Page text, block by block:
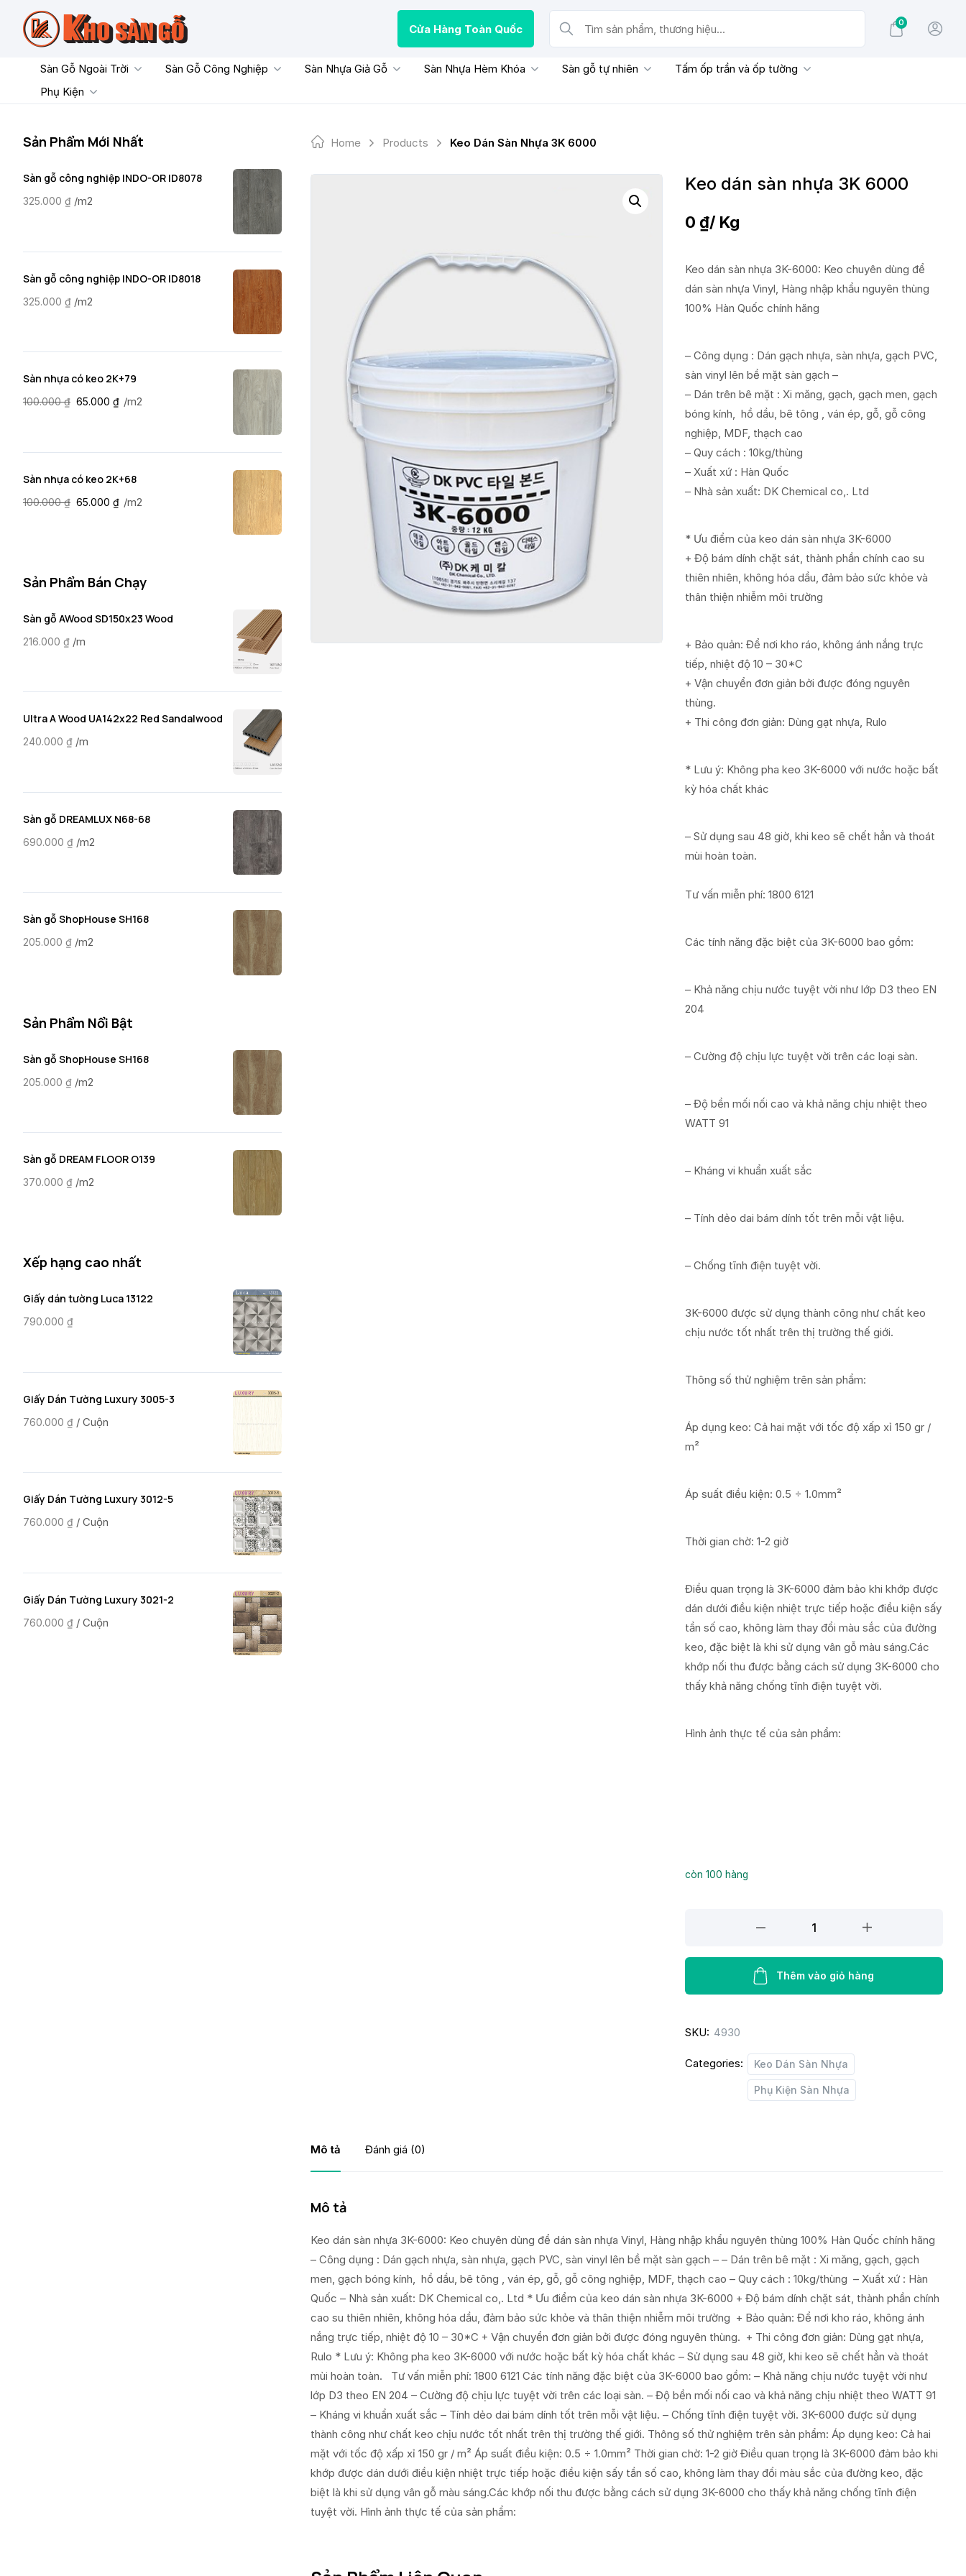
content
Cửa Hàng Toàn Quốc
Tìm sản phẩm, thương hiệu...
0
Sàn Gỗ Ngoài Trời Sàn Gỗ Công Nghiệp Sàn Nhựa Giả Gỗ Sàn Nhựa Hèm Khóa Sàn gỗ tự nhiên
Tấm ốp trần và ốp tường
Phụ Kiện
Home Products Keo Dán Sàn Nhựa 3K 6000
Keo dán sàn nhựa 3K 6000
0 ₫/ Kg
Keo dán sàn nhựa 3K-6000: Keo chuyên dùng để
dán sàn nhựa Vinyl, Hàng nhập khẩu nguyên thùng
100% Hàn Quốc chính hãng
– Công dụng : Dán gạch nhựa, sàn nhựa, gạch PVC,
sàn vinyl lên bề mặt sàn gạch –
– Dán trên bê mặt : Xi măng, gạch, gạch men, gạch
bóng kính, hồ dầu, bê tông , ván ép, gỗ, gỗ công
nghiệp, MDF, thạch cao
– Quy cách : 10kg/thùng
– Xuất xứ : Hàn Quốc
– Nhà sản xuất: DK Chemical co,. Ltd
* Ưu điểm của keo dán sàn nhựa 3K-6000
+ Độ bám dính chặt sát, thành phần chính cao su
thiên nhiên, không hóa dầu, đảm bảo sức khỏe và
thân thiện nhiễm môi trường
+ Bảo quản: Để nơi kho ráo, không ánh nắng trực
tiếp, nhiệt độ 10 – 30*C
+ Vận chuyển đơn giản bởi được đóng nguyên
thùng.
+ Thi công đơn giản: Dùng gạt nhựa, Rulo
* Lưu ý: Không pha keo 3K-6000 với nước hoặc bất
kỳ hóa chất khác
– Sử dụng sau 48 giờ, khi keo sẽ chết hẳn và thoát
mùi hoàn toàn.
Tư vấn miễn phí: 1800 6121
Các tính năng đặc biệt của 3K-6000 bao gồm:
– Khả năng chịu nước tuyệt vời như lớp D3 theo EN
204
– Cường độ chịu lực tuyệt vời trên các loại sàn.
– Độ bền mối nối cao và khả năng chịu nhiệt theo
WATT 91
– Kháng vi khuẩn xuất sắc
– Tính dẻo dai bám dính tốt trên mỗi vật liệu.
– Chống tĩnh điện tuyệt vời.
3K-6000 được sử dụng thành công như chất keo
chịu nước tốt nhất trên thị trường thế giới.
Thông số thử nghiệm trên sản phẩm:
Áp dụng keo: Cả hai mặt với tốc độ xấp xỉ 150 gr /
m²
Áp suất điều kiện: 0.5 ÷ 1.0mm²
Thời gian chờ: 1-2 giờ
Điều quan trọng là 3K-6000 đảm bảo khi khớp được
dán dưới điều kiện nhiệt trực tiếp hoặc điều kiện sấy
tần số cao, không làm thay đổi màu sắc của đường
keo, đặc biệt là khi sử dụng vân gỗ màu sáng.Các
khớp nối thu được bằng cách sử dụng 3K-6000 cho
thấy khả năng chống tĩnh điện tuyệt vời.
Hình ảnh thực tế của sản phẩm:
còn 100 hàng
sàn
3K
quantity
Thêm vào giỏ hàng
SKU: 4930
Categories: Keo Dán Sàn Nhựa
Phụ Kiện Sàn Nhựa
Mô tả Đánh giá (0)
Mô tả
Keo dán sàn nhựa 3K-6000: Keo chuyên dùng để dán sàn nhựa Vinyl, Hàng nhập khẩu nguyên thùng 100% Hàn Quốc chính hãng
– Công dụng : Dán gạch nhựa, sàn nhựa, gạch PVC, sàn vinyl lên bề mặt sàn gạch – – Dán trên bê mặt : Xi măng, gạch, gạch
men, gạch bóng kính, hồ dầu, bê tông , ván ép, gỗ, gỗ công nghiệp, MDF, thạch cao – Quy cách : 10kg/thùng – Xuất xứ : Hàn
Quốc – Nhà sản xuất: DK Chemical co,. Ltd * Ưu điểm của keo dán sàn nhựa 3K-6000 + Độ bám dính chặt sát, thành phần chính
cao su thiên nhiên, không hóa dầu, đảm bảo sức khỏe và thân thiện nhiễm môi trường + Bảo quản: Để nơi kho ráo, không ánh
nắng trực tiếp, nhiệt độ 10 – 30*C + Vận chuyển đơn giản bởi được đóng nguyên thùng. + Thi công đơn giản: Dùng gạt nhựa,
Rulo * Lưu ý: Không pha keo 3K-6000 với nước hoặc bất kỳ hóa chất khác – Sử dụng sau 48 giờ, khi keo sẽ chết hẳn và thoát
mùi hoàn toàn. Tư vấn miễn phí: 1800 6121 Các tính năng đặc biệt của 3K-6000 bao gồm: – Khả năng chịu nước tuyệt vời như
lớp D3 theo EN 204 – Cường độ chịu lực tuyệt vời trên các loại sàn. – Độ bền mối nối cao và khả năng chịu nhiệt theo WATT 91
– Kháng vi khuẩn xuất sắc – Tính dẻo dai bám dính tốt trên mỗi vật liệu. – Chống tĩnh điện tuyệt vời. 3K-6000 được sử dụng
thành công như chất keo chịu nước tốt nhất trên thị trường thế giới. Thông số thử nghiệm trên sản phẩm: Áp dụng keo: Cả hai
mặt với tốc độ xấp xỉ 150 gr / m² Áp suất điều kiện: 0.5 ÷ 1.0mm² Thời gian chờ: 1-2 giờ Điều quan trọng là 3K-6000 đảm bảo khi
khớp được dán dưới điều kiện nhiệt trực tiếp hoặc điều kiện sấy tần số cao, không làm thay đổi màu sắc của đường keo, đặc
biệt là khi sử dụng vân gỗ màu sáng.Các khớp nối thu được bằng cách sử dụng 3K-6000 cho thấy khả năng chống tĩnh điện
tuyệt vời. Hình ảnh thực tế của sản phẩm:
Sản Phẩm Mới Nhất
Sàn gỗ công nghiệp INDO-OR ID8078
325.000 ₫ /m2
Sàn gỗ công nghiệp INDO-OR ID8018
325.000 ₫ /m2
Sàn nhựa có keo 2K+79
100.000₫ 65.000 ₫ /m2
Sàn nhựa có keo 2K+68
100.000₫ 65.000 ₫ /m2
Sản Phẩm Bán Chạy
Sàn gỗ AWood SD150x23 Wood
216.000 ₫ /m
Ultra A Wood UA142x22 Red Sandalwood
240.000 ₫ /m
Sàn gỗ DREAMLUX N68-68
690.000 ₫ /m2
Sàn gỗ ShopHouse SH168
205.000 ₫ /m2
Sản Phẩm Nổi Bật
Sàn gỗ ShopHouse SH168
205.000 ₫ /m2
Sàn gỗ DREAM FLOOR O139
370.000 ₫ /m2
Xếp hạng cao nhất
Giấy dán tường Luca 13122
790.000 ₫
Giấy Dán Tường Luxury 3005-3
760.000 ₫ / Cuộn
Giấy Dán Tường Luxury 3012-5
760.000 ₫ / Cuộn
Giấy Dán Tường Luxury 3021-2
760.000 ₫ / Cuộn